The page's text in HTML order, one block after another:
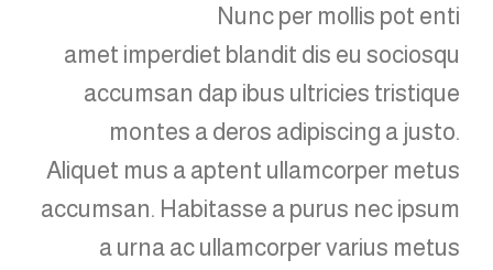
Nunc per mollis pot enti
amet imperdiet blandit dis eu sociosqu
accumsan dap ibus ultricies tristique
montes a deros adipiscing a justo.
Aliquet mus a aptent ullamcorper metus
accumsan. Habitasse a purus nec ipsum
a urna ac ullamcorper varius metus